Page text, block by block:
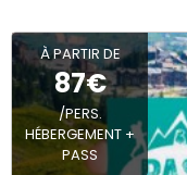
À PARTIR DE
87€
/PERS.
HÉBERGEMENT +
PASS